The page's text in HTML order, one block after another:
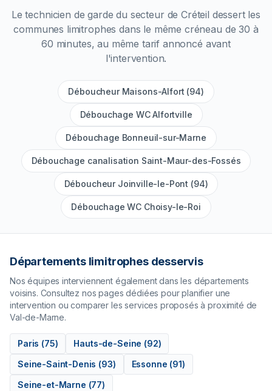
Le technicien de garde du secteur deCréteil dessert les
communes limitrophes dans le même créneau de 30 à
60 minutes, au même tarif annoncé avant
l'intervention.
Déboucheur Maisons-Alfort (94)
Débouchage WC Alfortville
Débouchage Bonneuil-sur-Marne
Débouchage canalisation Saint-Maur-des-Fossés
Déboucheur Joinville-le-Pont (94)
Débouchage WC Choisy-le-Roi
Départements limitrophes desservis
Nos équipes interviennent également dans les départements
voisins. Consultez nos pages dédiées pour planifier une
intervention ou comparer les services proposés à proximité de
Val-de-Marne.
Paris (75) Hauts-de-Seine (92)
Seine-Saint-Denis (93) Essonne (91)
Seine-et-Marne (77)